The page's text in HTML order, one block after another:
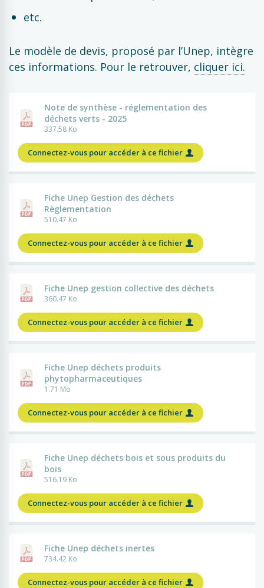
etc.
Le modèle de devis, proposé par l’Unep, intègre
ces informations. Pour le retrouver, cliquer ici.
Note de synthèse - réglementation des
déchets verts - 2025
337.58 Ko
Connectez-vous pour accéder à ce fichier
Fiche Unep Gestion des déchets
Règlementation
510.47 Ko
Connectez-vous pour accéder à ce fichier
Fiche Unep gestion collective des déchets
360.47 Ko
Connectez-vous pour accéder à ce fichier
Fiche Unep déchets produits
phytopharmaceutiques
1.71 Mo
Connectez-vous pour accéder à ce fichier
Fiche Unep déchets bois et sous produits du
bois
516.19 Ko
Connectez-vous pour accéder à ce fichier
Fiche Unep déchets inertes
734.42 Ko
Connectez-vous pour accéder à ce fichier